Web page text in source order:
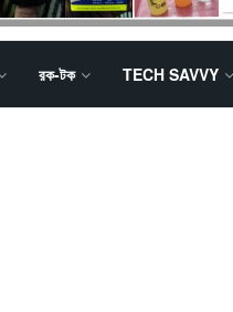
রক-টক TECH SAVVY